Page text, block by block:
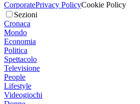
CorporatePrivacy PolicyCookie Policy
Sezioni
Cronaca
Mondo
Economia
Politica
Spettacolo
Televisione
People
Lifestyle
Videogiochi